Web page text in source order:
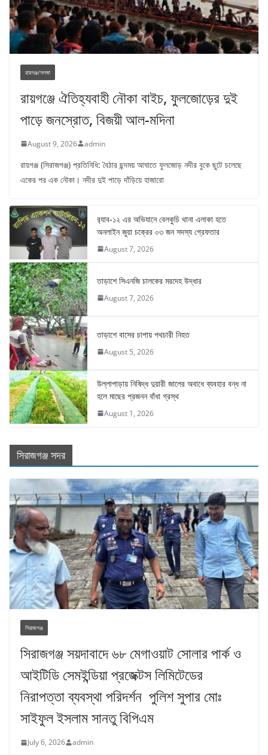
রায়গঞ্জ/সলঙ্গা
রায়গঞ্জে ঐতিহ্যবাহী নৌকা বাইচ, ফুলজোড়ের দুই
পাড়ে জনস্রোত, বিজয়ী আল-মদিনা
August 9, 2026 admin
রায়গঞ্জ (সিরাজগঞ্জ) প্রতিনিধি: বৈঠার ছন্দময় আঘাতে ফুলজোড় নদীর বুকে ছুটে চলেছে
একের পর এক নৌকা। নদীর দুই পাড়ে দাঁড়িয়ে হাজারো
র‌্যাব-১২ এর অভিযানে বেলকুচি থানা এলাকা হতে
অনলাইন জুয়া চক্রের ০৩ জন সদস্য গ্রেফতার
August 7, 2026
তাড়াশে সিএনজি চালকের মরদেহ উদ্ধার
August 7, 2026
তাড়াশে বাসের চাপায় পথচারী নিহত
August 5, 2026
উল্লাপাড়ায় নিষিদ্ধ দুয়ারী জালের অবাধে ব্যবহার বন্ধ না
হলে মাছের প্রজনন বাঁধা গ্রস্থ
August 1, 2026
সিরাজগঞ্জ সদর
সিরাজগঞ্জ
সিরাজগঞ্জ সয়দাবাদে ৬৮ মেগাওয়াট সোলার পার্ক ও
আইটিডি সেমইন্ডিয়া প্রজেক্টস লিমিটেডের
নিরাপত্তা ব্যবস্থা পরিদর্শন পুলিশ সুপার মোঃ
সাইফুল ইসলাম সানতু বিপিএম
July 6, 2026 admin